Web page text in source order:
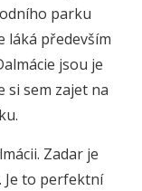
parku
láká především
jsou je
si sem zajet na
Zadar je
Je to perfektní